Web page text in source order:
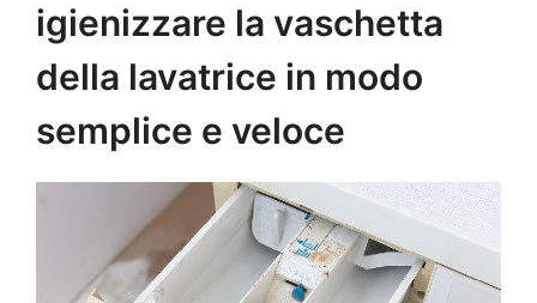
igienizzare la vaschetta
della lavatrice in modo
semplice e veloce